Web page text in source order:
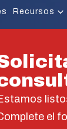
Recursos
el